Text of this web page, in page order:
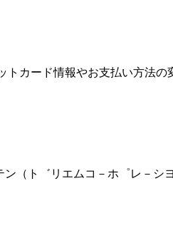
カード情報やお支払い方法の
ン（ト゛リエムコ－ホ゜レ－シ